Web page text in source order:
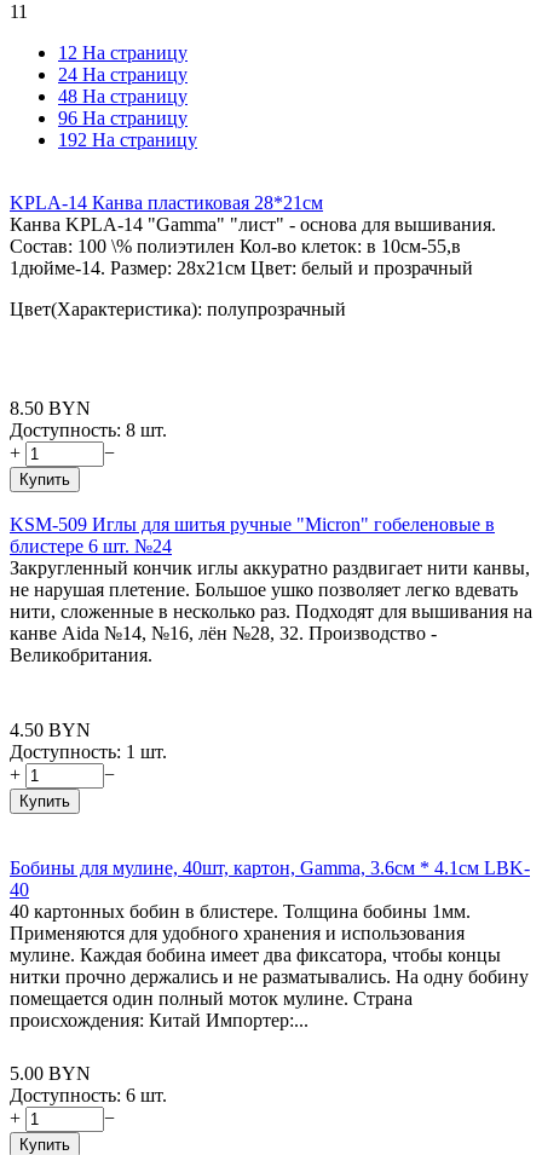
11
12 На страницу
24 На страницу
48 На страницу
96 На страницу
192 На страницу
KPLA-14 Канва пластиковая 28*21см
Канва KPLА-14 "Gamma" "лист" - основа для вышивания.
Состав: 100 \% полиэтилен Кол-во клеток: в 10см-55,в
1дюйме-14. Размер: 28х21см Цвет: белый и прозрачный
Цвет(Характеристика): полупрозрачный
8.50 BYN
Доступность: 8 шт.
+
−
Купить
KSM-509 Иглы для шитья ручные "Micron" гобеленовые в
блистере 6 шт. №24
Закругленный кончик иглы аккуратно раздвигает нити канвы,
не нарушая плетение. Большое ушко позволяет легко вдевать
нити, сложенные в несколько раз. Подходят для вышивания на
канве Aida №14, №16, лён №28, 32. Производство -
Великобритания.
4.50 BYN
Доступность: 1 шт.
+
−
Купить
Бобины для мулине, 40шт, картон, Gamma, 3.6см * 4.1см LBK-
40
40 картонных бобин в блистере. Толщина бобины 1мм.
Применяются для удобного хранения и использования
мулине. Каждая бобина имеет два фиксатора, чтобы концы
нитки прочно держались и не разматывались. На одну бобину
помещается один полный моток мулине. Страна
происхождения: Китай Импортер:...
5.00 BYN
Доступность: 6 шт.
+
−
Купить